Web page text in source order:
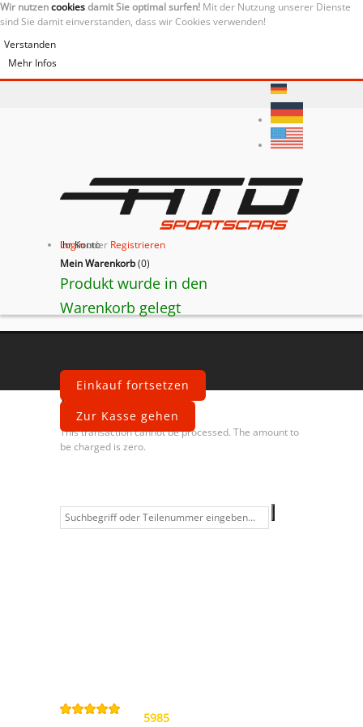
Wir nutzencookiesdamit Sie optimal surfen! Mit der Nutzung unserer Dienste
sind Sie damit einverstanden, dass wir Cookies verwenden!
Verstanden
Mehr Infos
Ihr Konto
Loginoder Registrieren
Mein Warenkorb(0)
Produkt wurde in den
Warenkorb gelegt
Einkauf fortsetzen
Zur Kasse gehen
Fehler
This transaction cannot be processed. The amount to
be charged is zero.
Kontakt
Allgemeine
/5
5985